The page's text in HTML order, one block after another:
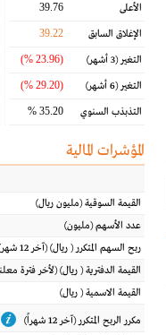
الأعلى 39.76
الإغلاق السابق 39.22
التغير(3 أشهر) (23.96 %)
التغير(6 أشهر) (29.20 %)
التذبذب السنوي 35.20 %
المؤشرات المالية
القيمة السوقية(مليون ريال)
عدد الأسهم(مليون)
ربح السهم المتكرر( ريال) (آخر 12 شهر)
القيمة الدفترية( ريال) (لأخر فترة
القيمة الاسمية( ريال)
مكرر الربح المتكرر (آخر 12 شهراً)